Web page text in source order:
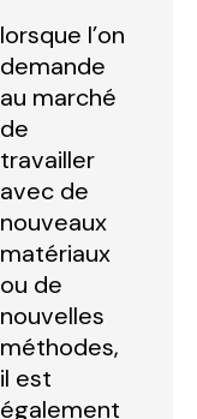
lorsque l’on
demande
au marché
de
travailler
avec de
nouveaux
matériaux
ou de
nouvelles
méthodes,
il est
également